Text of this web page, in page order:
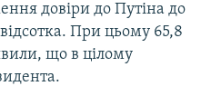
довіри до Путіна до
При цьому 65,8
що в цілому